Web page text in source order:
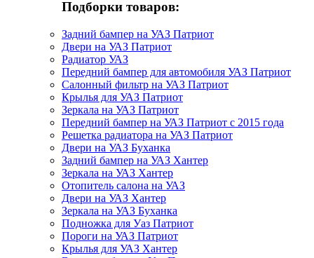
Подборки товаров:
Задний бампер на УАЗ Патриот
Двери на УАЗ Патриот
Радиатор УАЗ
Передний бампер для автомобиля УАЗ Патриот
Салонный фильтр на УАЗ Патриот
Крылья для УАЗ Патриот
Зеркала на УАЗ Патриот
Передний бампер на УАЗ Патриот с 2015 года
Решетка радиатора на УАЗ Патриот
Двери на УАЗ Буханка
Задний бампер на УАЗ Хантер
Зеркала на УАЗ Хантер
Отопитель салона на УАЗ
Двери на УАЗ Хантер
Зеркала на УАЗ Буханка
Подножка для Уаз Патриот
Пороги на УАЗ Патриот
Крылья для УАЗ Хантер